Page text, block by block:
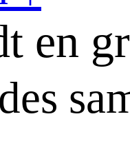
en